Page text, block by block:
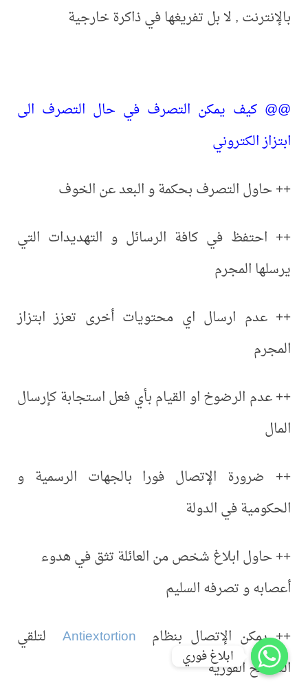
بالإنترنت , لا بل تفريغها في ذاكرة خارجية
@@ كيف يمكن التصرف في حال التصرف الى
ابتزاز الكتروني
++ حاول التصرف بحكمة و البعد عن الخوف
++ احتفظ في كافة الرسائل و التهديدات التي
يرسلها المجرم
++ عدم ارسال اي محتويات أخرى تعزز ابتزاز
المجرم
++ عدم الرضوخ او القيام بأي فعل استجابة كإرسال
المال
++ ضرورة الإتصال فورا بالجهات الرسمية و
الحكومية في الدولة
++ حاول ابلاغ شخص من العائلة تثق في هدوء
أعصابه و تصرفه السليم
++ يمكن الإتصال بنظام Antiextortion لتلقي
النصائح الفورية
ابلاغ فوري